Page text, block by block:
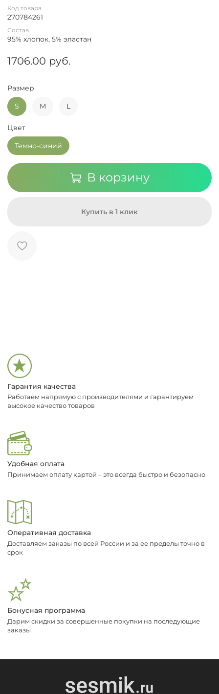
Код товара
270784261
Состав
95% хлопок, 5% эластан
1706.00 руб.
В корзину
Купить в 1 клик
Размер
S M L
Цвет
Темно-синий
Гарантия качества
Работаем напрямую с производителями и гарантируем
высокое качество товаров
Удобная оплата
Принимаем оплату картой – это всегда быстро и безопасно
Оперативная доставка
Доставляем заказы по всей России и за ее пределы точно в
срок
Бонусная программа
Дарим скидки за совершенные покупки на последующие
заказы